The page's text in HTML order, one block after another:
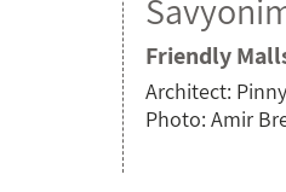
Friendly
Architect:
Photo: Amir